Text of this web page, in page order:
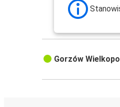
Gorzów